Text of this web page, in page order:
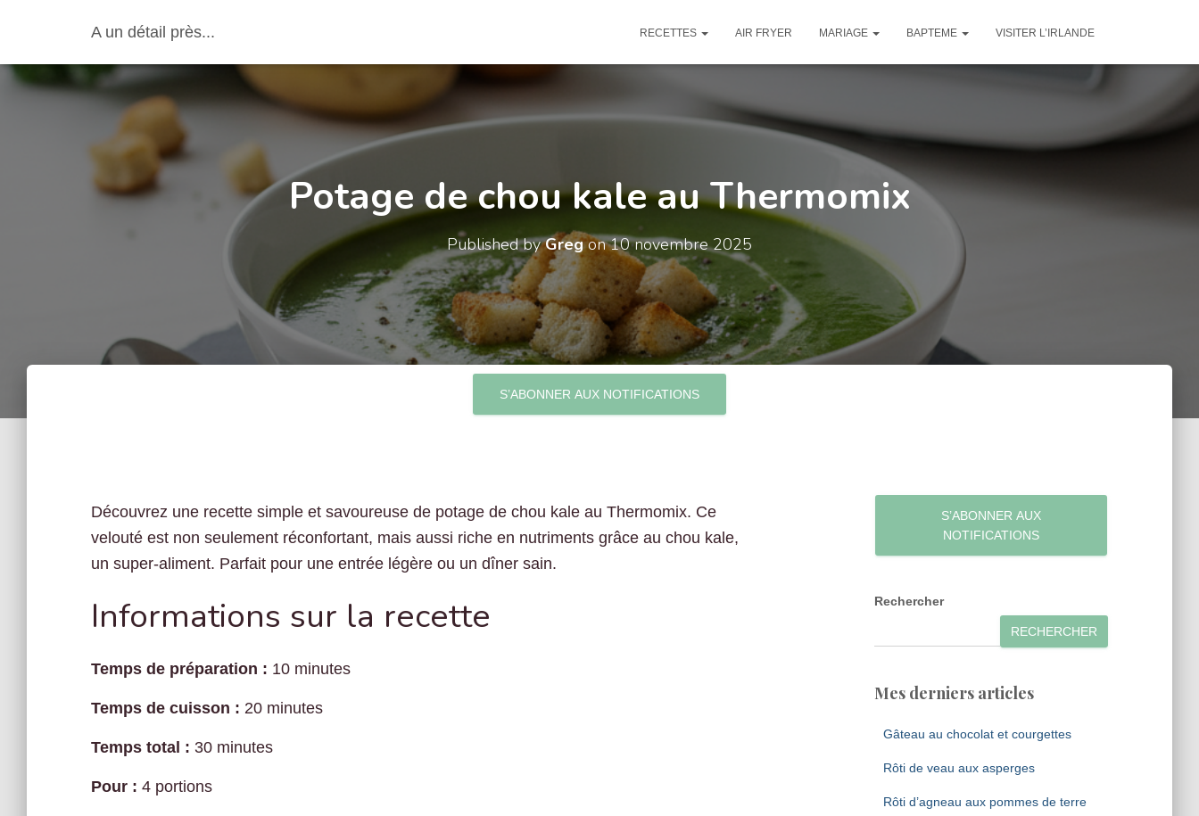
A un détail près... RECETTES AIR FRYER MARIAGE BAPTEME VISITER L’IRLANDE
Potage de chou kale au Thermomix
Published byGregon10 novembre 2025
S’ABONNER AUX NOTIFICATIONS
Découvrez une recette simple et savoureuse de potage de chou kale au Thermomix. Ce
velouté est non seulement réconfortant, mais aussi riche en nutriments grâce au chou kale,
un super-aliment. Parfait pour une entrée légère ou un dîner sain.
Informations sur la recette
Temps de préparation : 10 minutes
Temps de cuisson : 20 minutes
Temps total : 30 minutes
Pour : 4 portions
S’ABONNER AUX
NOTIFICATIONS
Rechercher
RECHERCHER
Mes derniers articles
Gâteau au chocolat et courgettes
Rôti de veau aux asperges
Rôti d’agneau aux pommes de terre